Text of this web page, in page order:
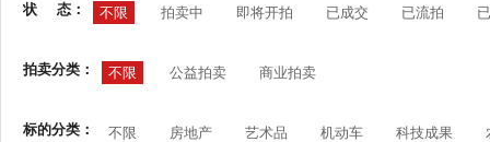
状 态： 不限 拍卖中 即将开拍 已成交 已流拍
拍卖分类： 不限 公益拍卖 商业拍卖
标的分类： 不限 房地产 艺术品 机动车 科技成果